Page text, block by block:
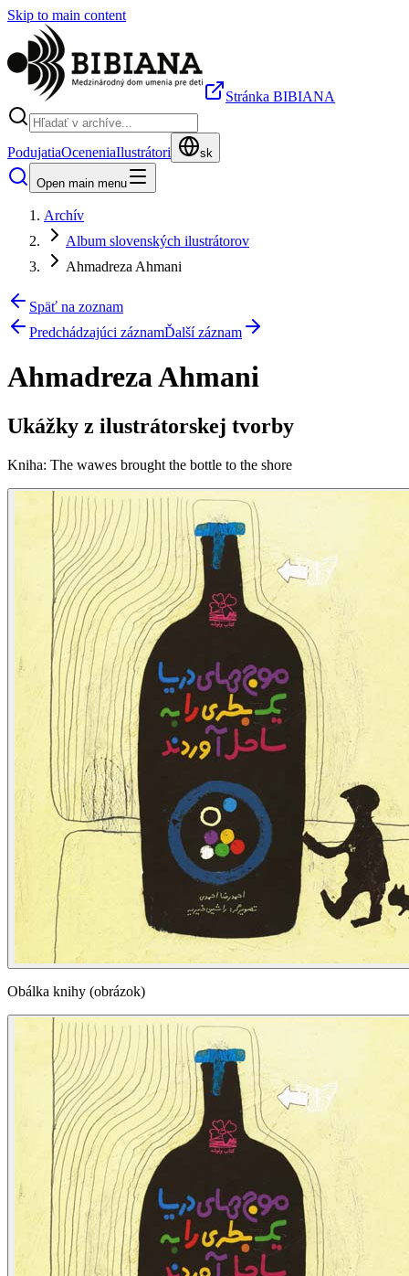
Skip to main content
Stránka BIBIANA
PodujatiaOceneniaIlustrátori sk
Open main menu
Archív
Album slovenských ilustrátorov
Ahmadreza Ahmani
Späť na zoznam
Predchádzajúci záznamĎalší záznam
Ahmadreza Ahmani
Ukážky z ilustrátorskej tvorby
Kniha: The wawes brought the bottle to the shore
Obálka knihy (obrázok)